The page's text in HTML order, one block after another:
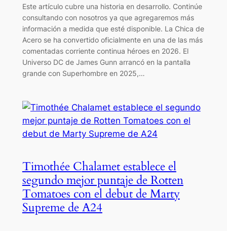
Este artículo cubre una historia en desarrollo. Continúe
consultando con nosotros ya que agregaremos más
información a medida que esté disponible. La Chica de
Acero se ha convertido oficialmente en una de las más
comentadas corriente continua héroes en 2026. El
Universo DC de James Gunn arrancó en la pantalla
grande con Superhombre en 2025,…
Timothée Chalamet establece el
segundo mejor puntaje de Rotten
Tomatoes con el debut de Marty
Supreme de A24